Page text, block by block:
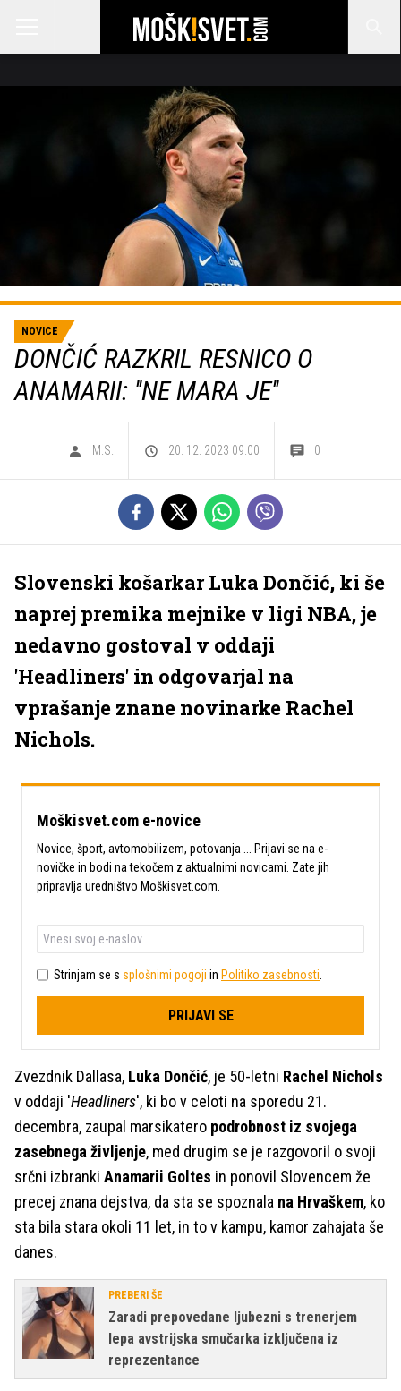
NOVICE
DONČIĆ RAZKRIL RESNICO O
ANAMARII: ''NE MARA JE''
M.S. 20. 12. 2023 09.00 0
Slovenski košarkar Luka Dončić, ki še
naprej premika mejnike v ligi NBA, je
nedavno gostoval v oddaji
'Headliners' in odgovarjal na
vprašanje znane novinarke Rachel
Nichols.
Moškisvet.com e-novice
Novice, šport, avtomobilizem, potovanja ... Prijavi se na e-
novičke in bodi na tekočem z aktualnimi novicami. Zate jih
pripravlja uredništvo Moškisvet.com.
Strinjam se s splošnimi pogoji in Politiko zasebnosti
PRIJAVI SE
Zvezdnik Dallasa, Luka Dončić, je 50-letni Rachel Nichols
v oddaji 'Headliners', ki bo v celoti na sporedu 21.
decembra, zaupal marsikatero podrobnost iz svojega
zasebnega življenje, med drugim se je razgovoril o svoji
srčni izbranki Anamarii Goltes in ponovil Slovencem že
precej znana dejstva, da sta se spoznala na Hrvaškem, ko
sta bila stara okoli 11 let, in to v kampu, kamor zahajata še
danes.
PREBERI ŠE
Zaradi prepovedane ljubezni s trenerjem
lepa avstrijska smučarka izključena iz
reprezentance